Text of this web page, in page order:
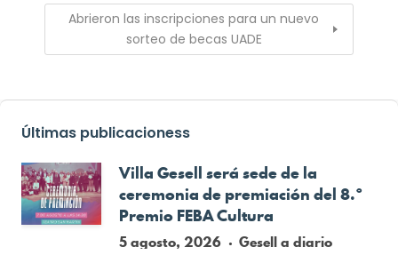
Abrieron las inscripciones para un nuevo
sorteo de becas UADE
Últimas publicacioness
Villa Gesell será sede de la
ceremonia de premiación del 8.º
Premio FEBA Cultura
5 agosto, 2026 Gesell a diario